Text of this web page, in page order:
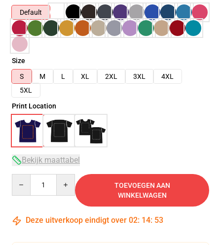
Default
Size
S
M L XL 2XL 3XL
4XL
5XL
Print Location
Bekijk maattabel
TOEVOEGEN AAN
WINKELWAGEN
Deze uitverkoop eindigt over 02: 14: 53